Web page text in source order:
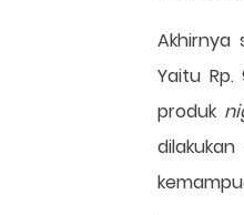
Akhirnya
Yaitu
produk